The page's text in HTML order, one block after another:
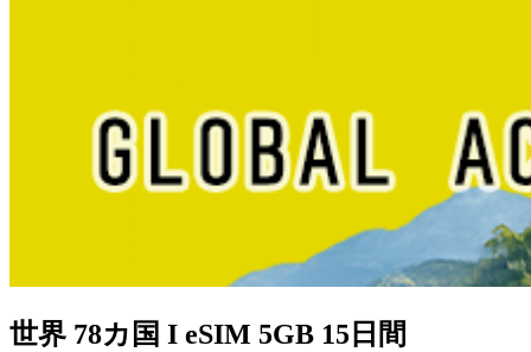
世界 78カ国 I eSIM 5GB 15日間